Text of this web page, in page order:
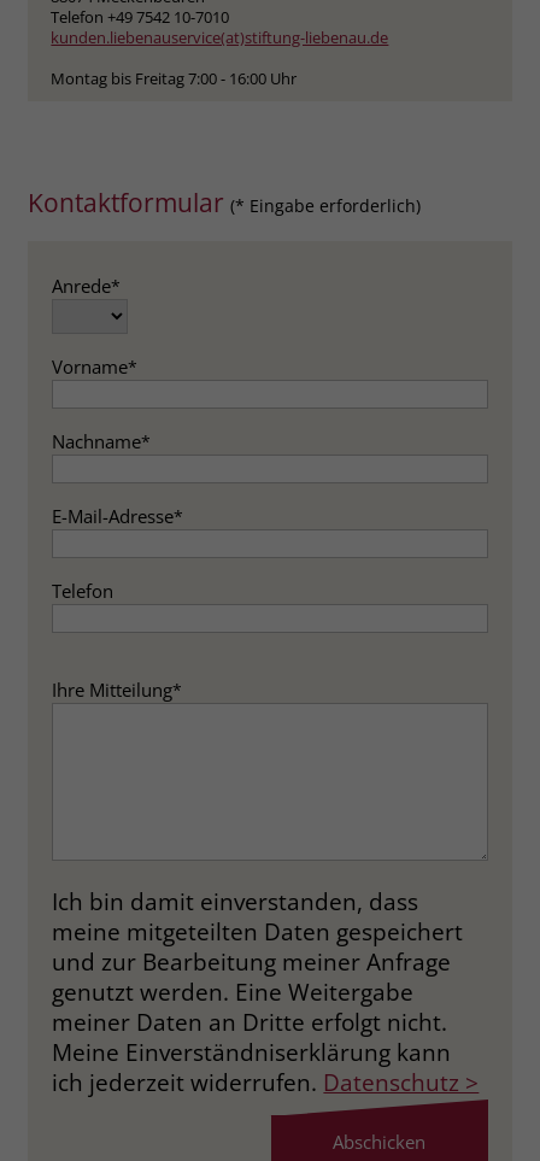
Telefon +49 7542 10-7010
kunden.liebenauservice(at)stiftung-liebenau.de
Montag bis Freitag 7:00 - 16:00 Uhr
Kontaktformular(* Eingabe erforderlich)
Anrede*
Vorname*
Nachname*
E-Mail-Adresse*
Telefon
Ihre Mitteilung*
Ich bin damit einverstanden, dass
meine mitgeteilten Daten gespeichert
und zur Bearbeitung meiner Anfrage
genutzt werden. Eine Weitergabe
meiner Daten an Dritte erfolgt nicht.
Meine Einverständniserklärung kann
ich jederzeit widerrufen. Datenschutz >
zeigen. Das _fbp-Cookie sammelt keine
persönlich identifizierbaren
nur platziert, um Daten an das